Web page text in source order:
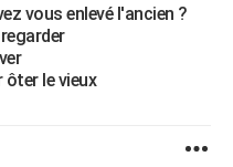
vous enlevé l'ancien ?
le vieux